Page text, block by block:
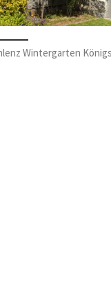
Wintergarten